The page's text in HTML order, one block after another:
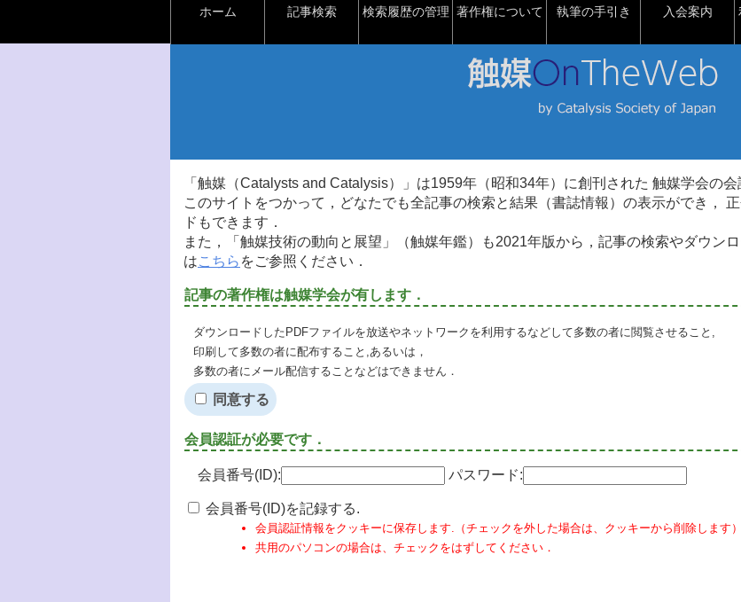
ホーム 記事検索 検索履歴の管理 著作権について 執筆の手引き 入会案内
「触媒（Catalysts and Catalysis）」は1959年（昭和34年）に創刊された 触媒学会の会
このサイトをつかって，どなたでも全記事の検索と結果（書誌情報）の表示ができ，
ドもできます．
また，「触媒技術の動向と展望」（触媒年鑑）も2021年版から，記事の検索やダウン
はこちら をご参照ください．
記事の著作権は触媒学会が有します．
ダウンロードしたPDFファイルを放送やネットワークを利用するなどして多数の者に閲覧させること,
印刷して多数の者に配布すること,あるいは，
多数の者にメール配信することなどはできません．
同意する
会員認証が必要です．
会員番号(ID): パスワード:
会員番号(ID)を記録する.
会員認証情報をクッキーに保存します.（チェックを外した場合は、クッキーから削除します）
共用のパソコンの場合は、チェックをはずしてください．